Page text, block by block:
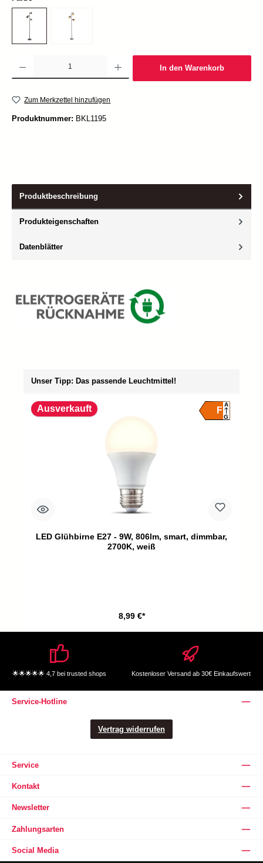
Produkt Anzahl: Gib den gewünschten Wert ein oder benutze die Schaltflächen um die
In den Warenkorb
Zum Merkzettel hinzufügen
Produktnummer: BKL1195
Produktbeschreibung
Produkteigenschaften
Datenblätter
Unser Tipp: Das passende Leuchtmittel!
Ausverkauft F
A
G
LED Glühbirne E27 - 9W, 806lm, smart, dimmbar,
2700K, weiß
8,99 €*
🌟🌟🌟🌟🌟 4,7 bei trusted shops Kostenloser Versand ab 30€ Einkaufswert
Service-Hotline
Vertrag widerrufen
Service
Kontakt
Newsletter
Zahlungsarten
Social Media